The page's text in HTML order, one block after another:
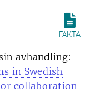
FAKTA
avhandling:
in Swedish
collaboration